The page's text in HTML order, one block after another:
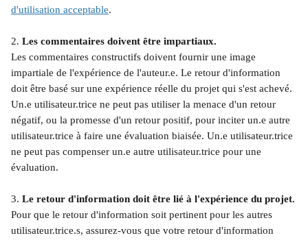
d'utilisation acceptable.
2. Les commentaires doivent être impartiaux.
Les commentaires constructifs doivent fournir une image
impartiale de l'expérience de l'auteur.e. Le retour d'information
doit être basé sur une expérience réelle du projet qui s'est achevé.
Un.e utilisateur.trice ne peut pas utiliser la menace d'un retour
négatif, ou la promesse d'un retour positif, pour inciter un.e autre
utilisateur.trice à faire une évaluation biaisée. Un.e utilisateur.trice
ne peut pas compenser un.e autre utilisateur.trice pour une
évaluation.
3. Le retour d'information doit être lié à l'expérience du projet.
Pour que le retour d'information soit pertinent pour les autres
utilisateur.trice.s, assurez-vous que votre retour d'information